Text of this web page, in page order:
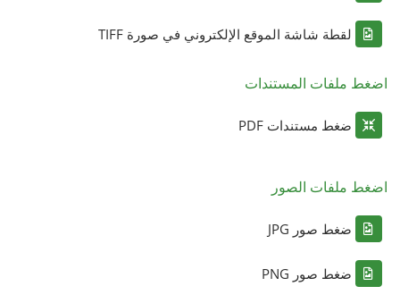
لقطة شاشة الموقع الإلكتروني في صورة TIFF
اضغط ملفات المستندات
ضغط مستندات PDF
اضغط ملفات الصور
ضغط صور JPG
ضغط صور PNG